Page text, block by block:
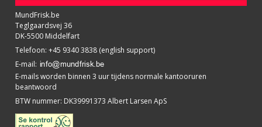
MundFrisk.be
Teglgaardsvej 36
DK-5500 Middelfart
Telefoon: +45 9340 3838 (english support)
E-mail:
E-mails worden binnen 3 uur tijdens normale kantooruren
beantwoord
BTW nummer: DK39991373 Albert Larsen ApS